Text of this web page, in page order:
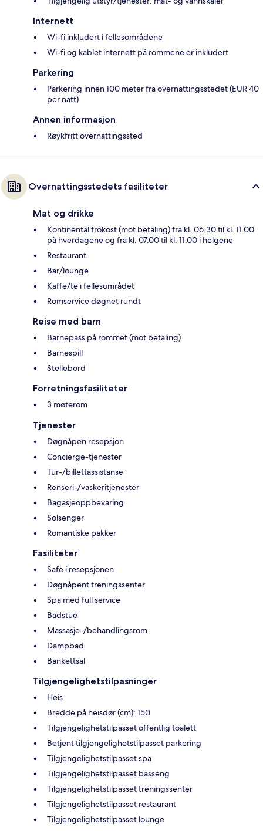
Internett
Wi-fi inkludert i fellesområdene
Wi-fi og kablet internett på rommene er inkludert
Parkering
Parkering innen 100 meter fra overnattingsstedet (EUR 40
per natt)
Annen informasjon
Røykfritt overnattingssted
Overnattingsstedets fasiliteter
Mat og drikke
Kontinental frokost (mot betaling) fra kl. 06.30 til kl. 11.00
på hverdagene og fra kl. 07.00 til kl. 11.00 i helgene
Restaurant
Bar/lounge
Kaffe/te i fellesområdet
Romservice døgnet rundt
Reise med barn
Barnepass på rommet (mot betaling)
Barnespill
Stellebord
Forretningsfasiliteter
3 møterom
Tjenester
Døgnåpen resepsjon
Concierge-tjenester
Tur-/billettassistanse
Renseri-/vaskeritjenester
Bagasjeoppbevaring
Solsenger
Romantiske pakker
Fasiliteter
Safe i resepsjonen
Døgnåpent treningssenter
Spa med full service
Badstue
Massasje-/behandlingsrom
Dampbad
Bankettsal
Tilgjengelighetstilpasninger
Heis
Bredde på heisdør (cm): 150
Tilgjengelighetstilpasset offentlig toalett
Betjent tilgjengelighetstilpasset parkering
Tilgjengelighetstilpasset spa
Tilgjengelighetstilpasset basseng
Tilgjengelighetstilpasset treningssenter
Tilgjengelighetstilpasset restaurant
Tilgjengelighetstilpasset lounge